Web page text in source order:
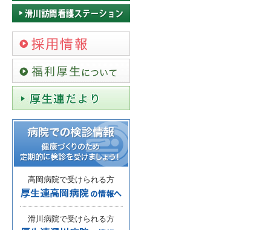
高岡病院で受けられる方
滑川病院で受けられる方